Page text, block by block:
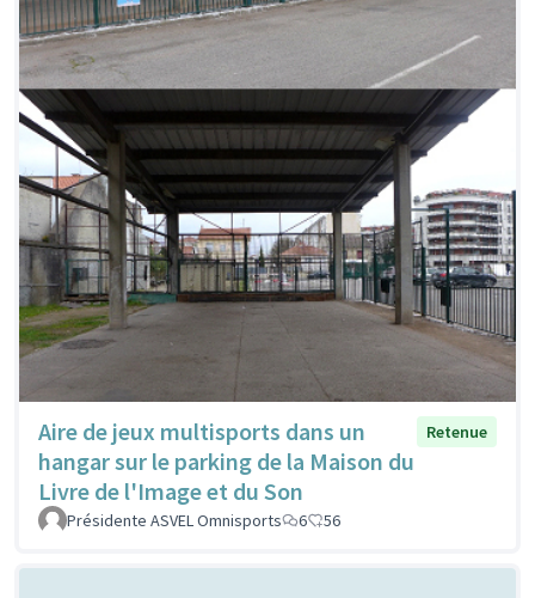
Aire de jeux multisports dans un
hangar sur le parking de la Maison du
Livre de l'Image et du Son
Retenue
Présidente ASVEL Omnisports 6 56